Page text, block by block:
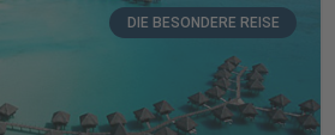
DIE BESONDERE REISE